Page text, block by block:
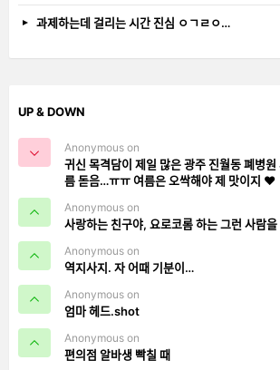
과제하는데 걸리는 시간 진심 ㅇㄱㄹㅇ…
UP & DOWN
Anonymous on
귀신 목격담이 제일 많은 광주 진월동
름 돋음…ㅠㅠ 여름은 오싹해야 제 맛이지 ❤️
Anonymous on
사랑하는 친구야, 요로코롬 하는 그런
Anonymous on
역지사지. 자 어때 기분이…
Anonymous on
엄마 헤드.shot
Anonymous on
편의점 알바생 빡칠 때